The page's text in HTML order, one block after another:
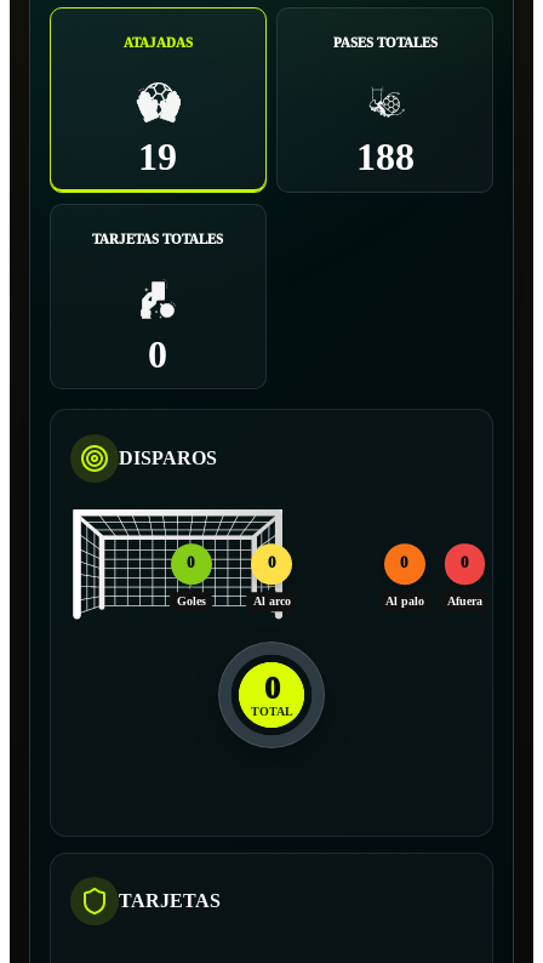
ATAJADAS
19
PASES TOTALES
188
TARJETAS TOTALES
0
DISPAROS
0
Goles
0
Al arco
0
Al palo
0
Afuera
0
TOTAL
TARJETAS